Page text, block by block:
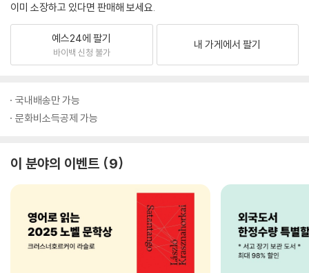
이미 소장하고 있다면 판매해 보세요.
예스24에 팔기
바이백 신청 불가
내 가게에서 팔기
국내배송만 가능
문화비소득공제 가능
이 분야의 이벤트 9